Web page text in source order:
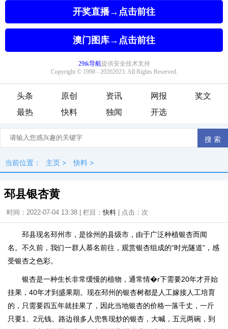
头条 原创 资讯 网报
奖文
最热
快料 独闻 开选
当前位置： 主页 > 快料 >
邳县银杏黄
时间：2022-07-04 13:38 | 栏目：快料 | 点击： 次
邳县现名邳州市，是徐州的县级市，由于广泛种植银杏而闻
名。不久前，我们一群人慕名前往，观赏银杏组成的“时光隧道”，感
受银杏之色彩。
银杏是一种生长非常缓慢的植物，通常情�r下需要20年才开始
挂果，40年才到盛果期。现在邳州的银杏树都是人工嫁接人工培育
的，只需要四五年就挂果了，因此当地银杏的价格一落千丈，一斤
只要1、2元钱。路边很多人兜售现炒的银杏，大喊，五元两碗，到